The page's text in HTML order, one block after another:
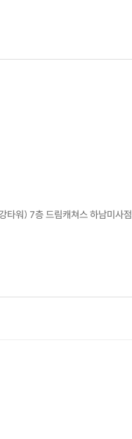
타워) 7층 드림캐쳐스 하남미사점